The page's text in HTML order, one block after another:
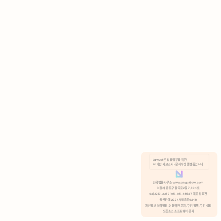
분석 쿠키 허용
Lawvot은 법률업무를 위한
AI 기반 자료조사 · 문서작성 플랫폼입니다.
안국법률사무소 www.anguklaw.com
서울시 종로구 율곡로2길 7, 304호
02)3210-3330 105-05-48527 대표 정희찬
통신판매 2024서울종로0248
개인정보 처리방침, 이용약관 고지, 쿠키 정책, 쿠키 설정
오픈소스 소프트웨어 공지